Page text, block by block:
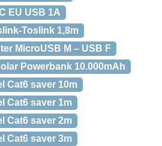
EU USB 1A
Toslink 1,8m
MicroUSB M – USB F
Powerbank 10.000mAh
Cat6 saver 10m
Cat6 saver 1m
Cat6 saver 2m
Cat6 saver 3m